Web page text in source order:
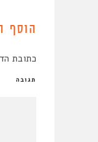
הוסף
כתובת
תגובה